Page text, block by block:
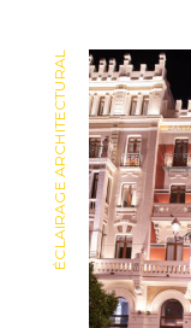
ÉCLAIRAGE ARCHITECTURAL